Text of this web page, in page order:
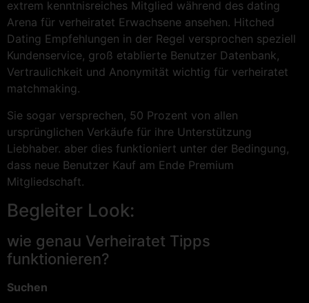
extrem kenntnisreiches Mitglied während des dating
Arena für verheiratet Erwachsene ansehen. Hitched
Dating Empfehlungen in der Regel versprochen speziell
Kundenservice, groß etablierte Benutzer Datenbank,
Vertraulichkeit und Anonymität wichtig für verheiratet
matchmaking.
Sie sogar versprechen, 50 Prozent von allen
ursprünglichen Verkäufe für ihre Unterstützung
Liebhaber. aber dies funktioniert unter der Bedingung,
dass neue Benutzer Kauf am Ende Premium
Mitgliedschaft.
Begleiter Look:
wie genau Verheiratet Tipps
funktionieren?
Suchen